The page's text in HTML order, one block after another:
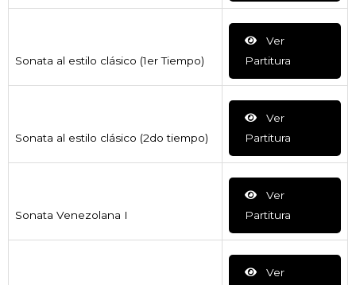
Sonata al estilo clásico (1er Tiempo)
Ver
Partitura
Sonata al estilo clásico (2do tiempo)
Ver
Partitura
Sonata Venezolana I
Ver
Partitura
Ver